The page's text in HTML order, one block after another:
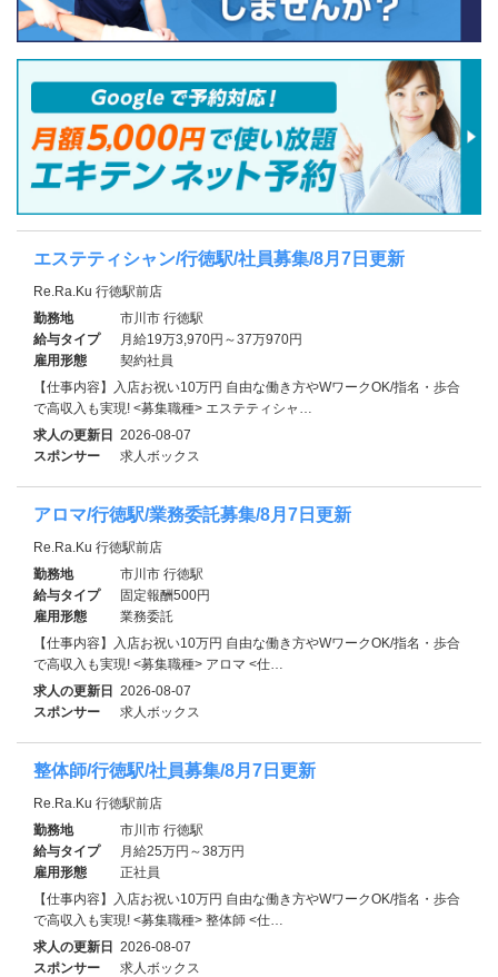
エステティシャン/行徳駅/社員募集/8月7日更新
Re.Ra.Ku 行徳駅前店
勤務地
市川市 行徳駅
給与タイプ
月給19万3,970円～37万970円
雇用形態
契約社員
【仕事内容】入店お祝い10万円 自由な働き方やWワークOK/指名・歩合
で高収入も実現! <募集職種> エステティシャ…
求人の更新日 2026-08-07
スポンサー
求人ボックス
アロマ/行徳駅/業務委託募集/8月7日更新
Re.Ra.Ku 行徳駅前店
勤務地
市川市 行徳駅
給与タイプ
固定報酬500円
雇用形態
業務委託
【仕事内容】入店お祝い10万円 自由な働き方やWワークOK/指名・歩合
で高収入も実現! <募集職種> アロマ <仕…
求人の更新日 2026-08-07
スポンサー
求人ボックス
整体師/行徳駅/社員募集/8月7日更新
Re.Ra.Ku 行徳駅前店
勤務地
市川市 行徳駅
給与タイプ
月給25万円～38万円
雇用形態
正社員
【仕事内容】入店お祝い10万円 自由な働き方やWワークOK/指名・歩合
で高収入も実現! <募集職種> 整体師 <仕…
求人の更新日 2026-08-07
スポンサー
求人ボックス